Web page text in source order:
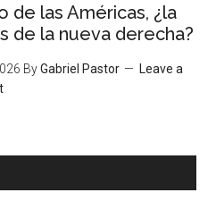
de las Américas, ¿la
de la nueva derecha?
ByGabriel Pastor
Leave a